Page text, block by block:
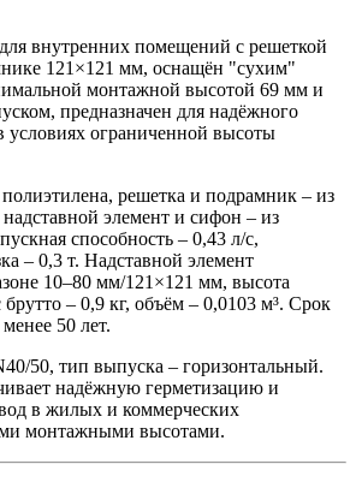
внутренних помещений с решеткой
121×121 мм, оснащён "сухим"
монтажной высотой 69 мм и
предназначен для надёжного
условиях ограниченной высоты
решетка и подрамник – из
элемент и сифон – из
способность – 0,43 л/с,
– 0,3 т. Надставной элемент
10–80 мм/121×121 мм, высота
– 0,9 кг, объём – 0,0103 м³. Срок
50 лет.
50, тип выпуска – горизонтальный.
надёжную герметизацию и
в жилых и коммерческих
монтажными высотами.